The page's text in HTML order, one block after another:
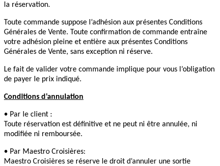
la réservation.
Toute commande suppose l’adhésion aux présentes Conditions
Générales de Vente. Toute confirmation de commande entraîne
votre adhésion pleine et entière aux présentes Conditions
Générales de Vente, sans exception ni réserve.
Le fait de valider votre commande implique pour vous l’obligation
de payer le prix indiqué.
Conditions d’annulation
• Par le client :
Toute réservation est définitive et ne peut ni être annulée, ni
modifiée ni remboursée.
• Par Maestro Croisières:
Maestro Croisières se réserve le droit d’annuler une sortie